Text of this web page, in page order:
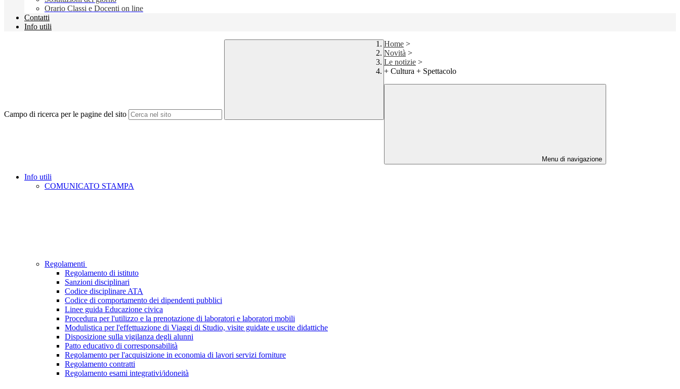
Orario Classi e Docenti on line
Contatti
Info utili
Campo di ricerca per le pagine del sito
Home >
Novità >
Le notizie >
+ Cultura + Spettacolo
Menu di navigazione
Info utili
COMUNICATO STAMPA
Regolamenti
Regolamento di istituto
Sanzioni disciplinari
Codice disciplinare ATA
Codice di comportamento dei dipendenti pubblici
Linee guida Educazione civica
Procedura per l'utilizzo e la prenotazione di laboratori e laboratori mobili
Modulistica per l'effettuazione di Viaggi di Studio, visite guidate e uscite didattiche
Disposizione sulla vigilanza degli alunni
Patto educativo di corresponsabilità
Regolamento per l'acquisizione in economia di lavori servizi forniture
Regolamento contratti
Regolamento esami integrativi/idoneità